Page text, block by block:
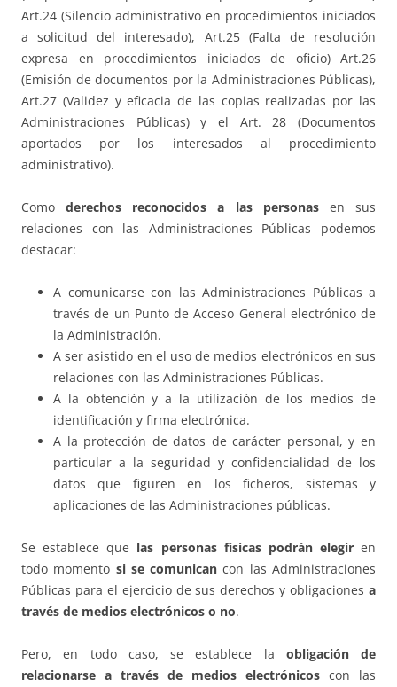
Art.24 (Silencio administrativo en procedimientos iniciados
a solicitud del interesado), Art.25 (Falta de resolución
expresa en procedimientos iniciados de oficio) Art.26
(Emisión de documentos por la Administraciones Públicas),
Art.27 (Validez y eficacia de las copias realizadas por las
Administraciones Públicas) y el Art. 28 (Documentos
aportados por los interesados al procedimiento
administrativo).
Comoderechos reconocidos a las personasen sus
relaciones con las Administraciones Públicas podemos
destacar:
A comunicarse con las Administraciones Públicas a
través de un Punto de Acceso General electrónico de
la Administración.
A ser asistido en el uso de medios electrónicos en sus
relaciones con las Administraciones Públicas.
A la obtención y a la utilización de los medios de
identificación y firma electrónica.
A la protección de datos de carácter personal, y en
particular a la seguridad y confidencialidad de los
datos que figuren en los ficheros, sistemas y
aplicaciones de las Administraciones públicas.
Se establece que las personas físicas podrán elegiren
todo momento si se comunican con las Administraciones
Públicas para el ejercicio de sus derechos y obligaciones a
través de medios electrónicos o no.
Pero, en todo caso, se establece la obligación de
relacionarse a través de medios electrónicos con las